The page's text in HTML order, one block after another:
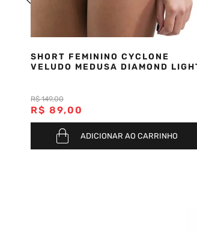
SHORT FEMININO CYCLONE
VELUDO MEDUSA DIAMOND
R$ 149,00
R$ 89,00
ADICIONAR AO CARRINHO